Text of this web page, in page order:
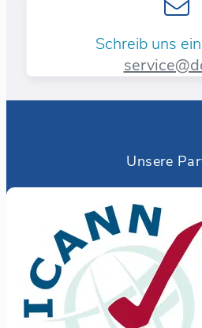
Schreib uns
Unsere